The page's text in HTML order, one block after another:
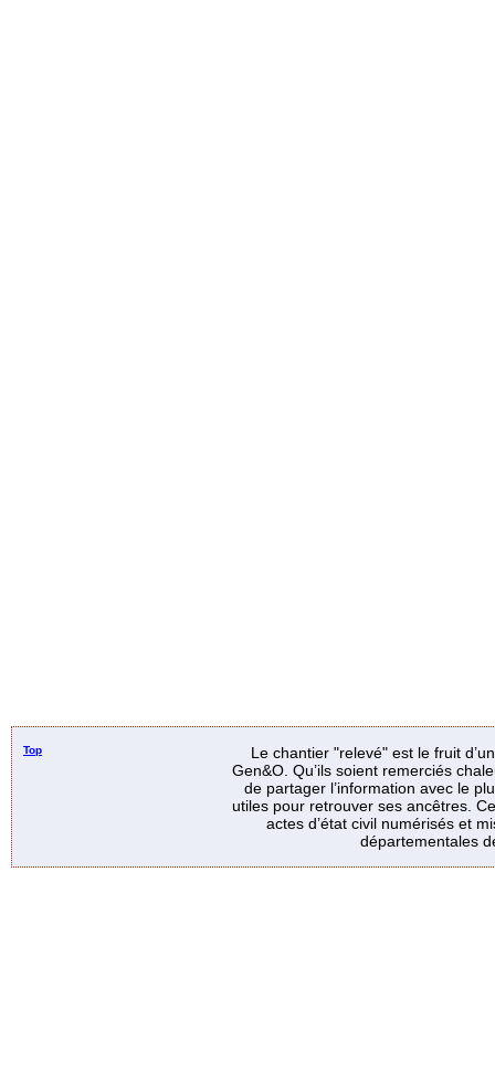
Top
Le chantier "relevé" est le fruit
Gen&O. Qu’ils soient remerciés
de partager l’information avec le
utiles pour retrouver ses ancêtres.
actes d’état civil numérisés et
départementales